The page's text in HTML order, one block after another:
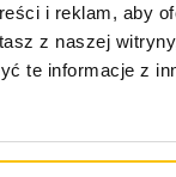
i reklam, aby
z naszej
te informacje z